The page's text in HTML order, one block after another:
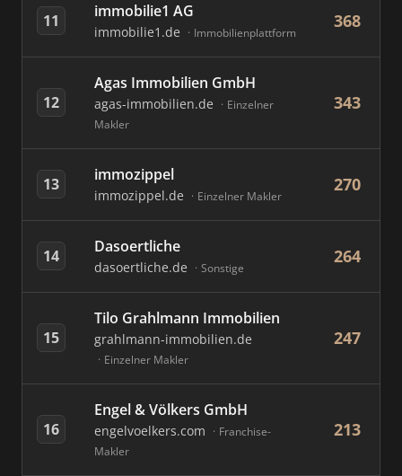
11 immobilie1 AG
immobilie1.de Immobilienplattform
368
12
Agas Immobilien GmbH
agas-immobilien.de
Einzelner
Makler
343
13 immozippel
immozippel.de Einzelner Makler
270
14 Dasoertliche
dasoertliche.de Sonstige
264
15
Tilo Grahlmann Immobilien
grahlmann-immobilien.de
Einzelner Makler
247
16
Engel & Völkers GmbH
engelvoelkers.com
Franchise-
Makler
213